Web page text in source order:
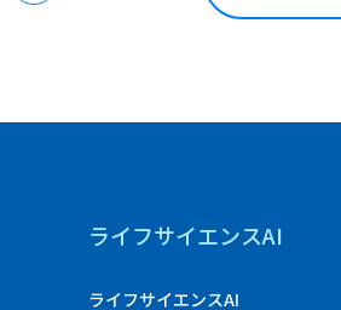
ライフサイエンスAI
ライフサイエンスAI